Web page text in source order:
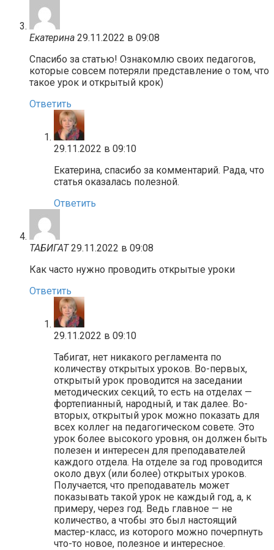
Екатерина 29.11.2022 в 09:08
Спасибо за статью! Ознакомлю своих педагогов,
которые совсем потеряли представление о том, что
такое урок и открытый крок)
Ответить
29.11.2022 в 09:10
Екатерина, спасибо за комментарий. Рада, что
статья оказалась полезной.
Ответить
ТАБИГАТ 29.11.2022 в 09:08
Как часто нужно проводить открытые уроки
Ответить
29.11.2022 в 09:10
Табигат, нет никакого регламента по
количеству открытых уроков. Во-первых,
открытый урок проводится на заседании
методических секций, то есть на отделах —
фортепианный, народный, и так далее. Во-
вторых, открытый урок можно показать для
всех коллег на педагогическом совете. Это
урок более высокого уровня, он должен быть
полезен и интересен для преподавателей
каждого отдела. На отделе за год проводится
около двух (или более) открытых уроков.
Получается, что преподаватель может
показывать такой урок не каждый год, а, к
примеру, через год. Ведь главное — не
количество, а чтобы это был настоящий
мастер-класс, из которого можно почерпнуть
что-то новое, полезное и интересное.